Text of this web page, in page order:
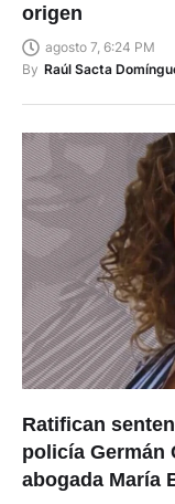
origen
agosto 7, 6:24 PM
By Raúl Sacta
Ratifican
policía Germán
abogada María